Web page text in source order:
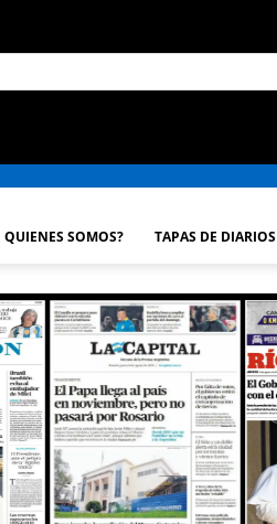
QUIENES SOMOS? TAPAS DE DIARIOS